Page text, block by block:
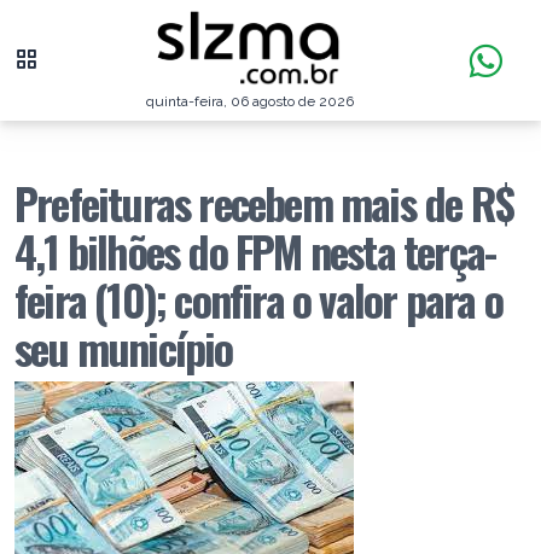
quinta-feira, 06 agosto de 2026
Prefeituras recebem mais de R$
4,1 bilhões do FPM nesta terça-
feira (10); confira o valor para o
seu município